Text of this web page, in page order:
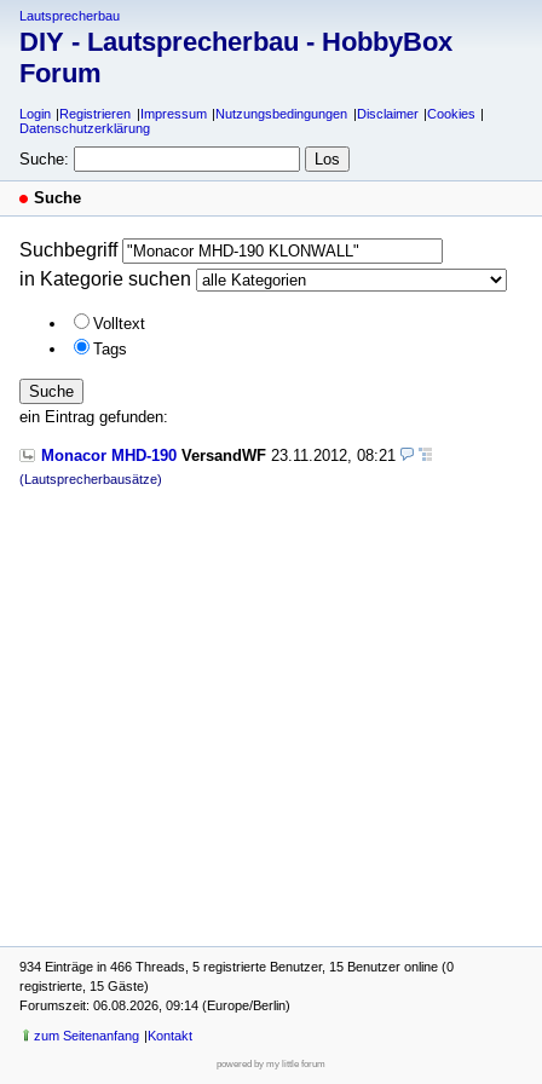
Lautsprecherbau
DIY - Lautsprecherbau - HobbyBox
Forum
Login Registrieren Impressum Nutzungsbedingungen Disclaimer
Cookies
Datenschutzerklärung
Suche:
Suche
Suchbegriff
in Kategorie suchen
Volltext
Tags
Suche
ein Eintrag gefunden:
Monacor MHD-190 VersandWF 23.11.2012, 08:21
(Lautsprecherbausätze)
934 Einträge in 466 Threads, 5 registrierte Benutzer, 15 Benutzer online (0
registrierte, 15 Gäste)
Forumszeit: 06.08.2026, 09:14 (Europe/Berlin)
zum Seitenanfang Kontakt
powered by my little forum